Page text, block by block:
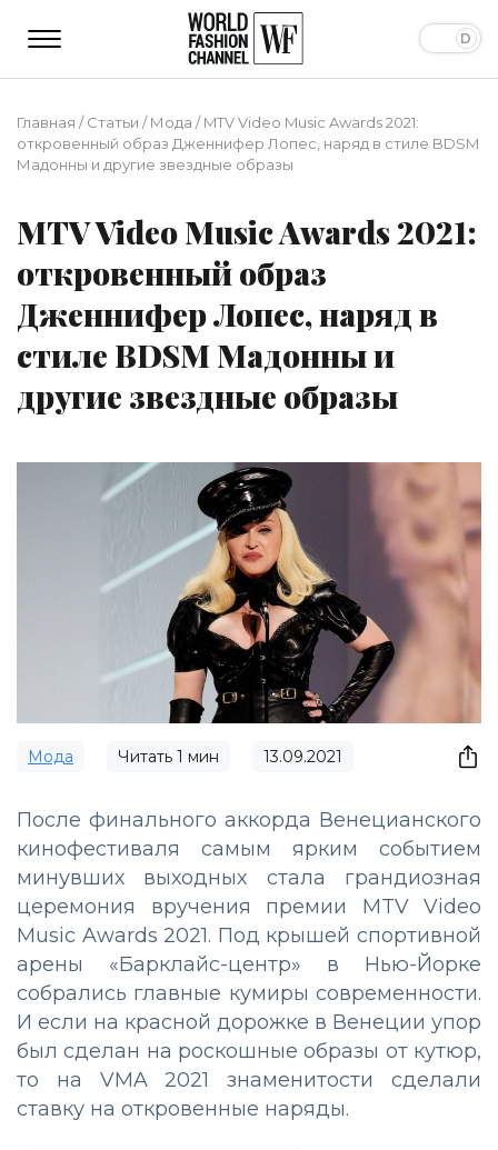
Главная /Статьи /Мода /MTV Video Music Awards 2021:
откровенный образ Дженнифер Лопес, наряд в стиле BDSM
Мадонны и другие звездные образы
MTV Video Music Awards 2021:
откровенный образ
Дженнифер Лопес, наряд в
стиле BDSM Мадонны и
другие звездные образы
Мода Читать 1 мин 13.09.2021
После финального аккорда Венецианского
кинофестиваля самым ярким событием
минувших выходных стала грандиозная
церемония вручения премии MTV Video
Music Awards 2021. Под крышей спортивной
арены «Барклайс-центр» в Нью-Йорке
собрались главные кумиры современности.
И если на красной дорожке в Венеции упор
был сделан на роскошные образы от кутюр,
то на VMA 2021 знаменитости сделали
ставку на откровенные наряды.